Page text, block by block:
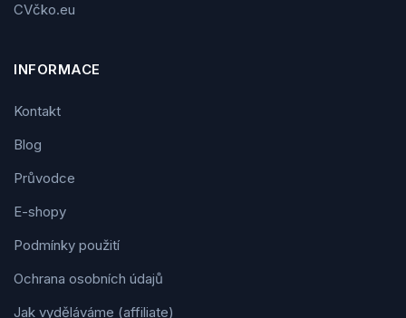
CVčko.eu
INFORMACE
Kontakt
Blog
Průvodce
E-shopy
Podmínky použití
Ochrana osobních údajů
Jak vyděláváme (affiliate)